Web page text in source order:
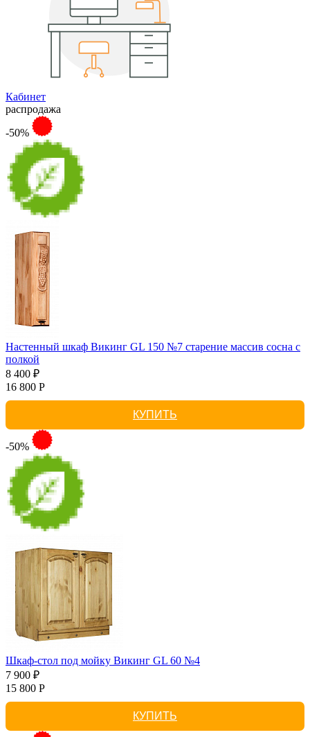
Кабинет
распродажа
-50%
Настенный шкаф Викинг GL 150 №7 старение массив сосна с
полкой
8 400 ₽
16 800 Р
КУПИТЬ
-50%
Шкаф-стол под мойку Викинг GL 60 №4
7 900 ₽
15 800 Р
КУПИТЬ